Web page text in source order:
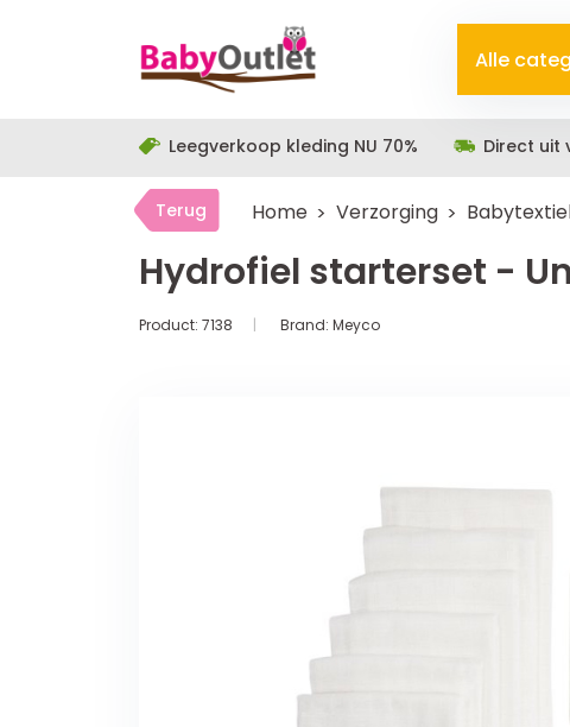
Alle
Leegverkoop kleding NU 70% Direct uit
Terug Home Verzorging
Hydrofiel starterset -
Product: 7138 Brand: Meyco